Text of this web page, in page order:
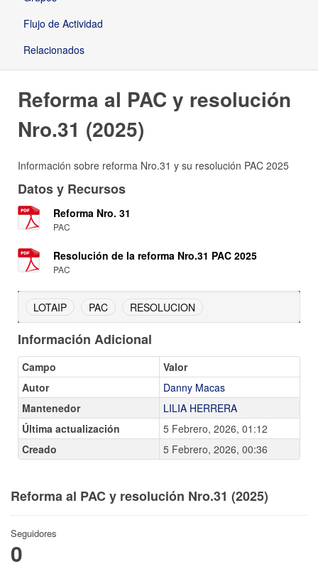
Flujo de Actividad
Relacionados
Reforma al PAC y resolución
Nro.31 (2025)
Información sobre reforma Nro.31 y su resolución PAC 2025
Datos y Recursos
Reforma Nro. 31
PAC
Resolución de la reforma Nro.31 PAC 2025
PAC
LOTAIP PAC RESOLUCION
Información Adicional
Campo
Valor
Autor
Danny Macas
Mantenedor
LILIA HERRERA
Última actualización
5 Febrero, 2026, 01:12
Creado
5 Febrero, 2026, 00:36
Reforma al PAC y resolución Nro.31 (2025)
Seguidores
0